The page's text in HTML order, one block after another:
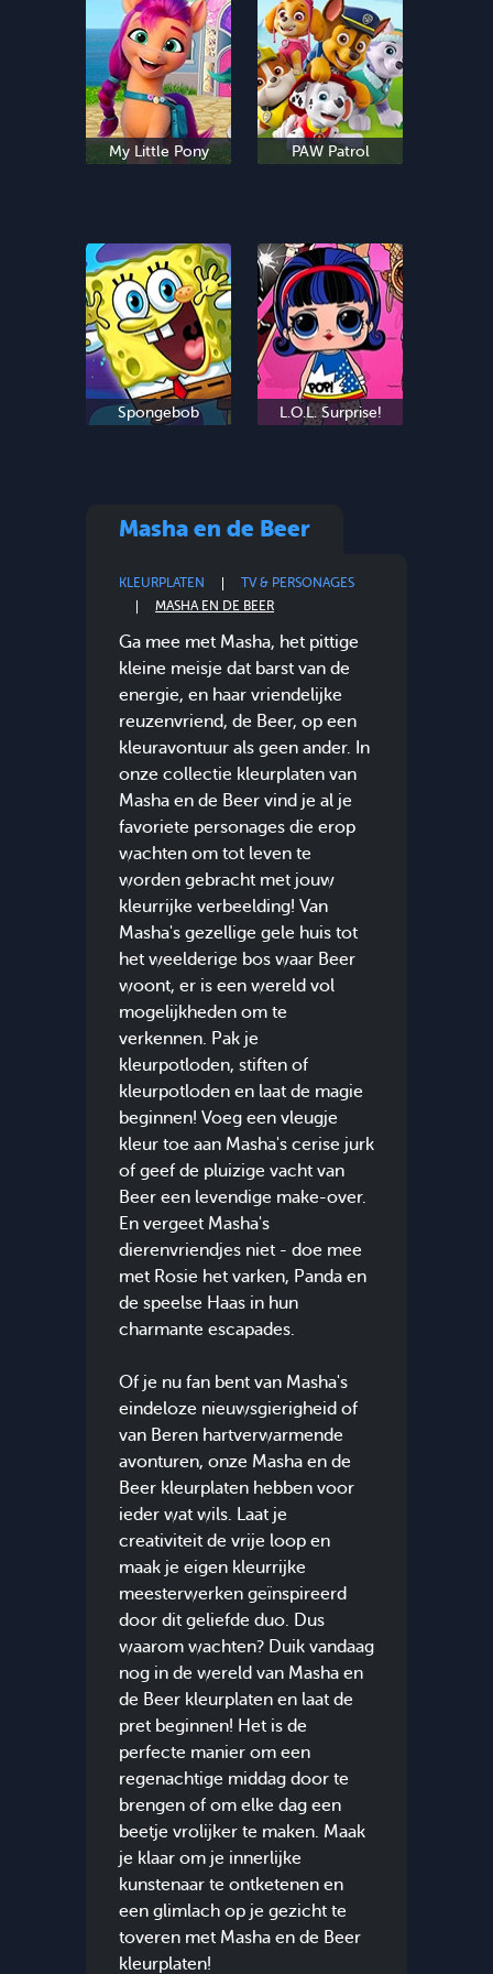
My Little Pony PAW Patrol
Spongebob L.O.L. Surprise!
Masha en de Beer
KLEURPLATEN
TV & PERSONAGES
MASHA EN DE BEER
Ga mee met Masha, het pittige
kleine meisje dat barst van de
energie, en haar vriendelijke
reuzenvriend, de Beer, op een
kleuravontuur als geen ander. In
onze collectie kleurplaten van
Masha en de Beer vind je al je
favoriete personages die erop
wachten om tot leven te
worden gebracht met jouw
kleurrijke verbeelding! Van
Masha's gezellige gele huis tot
het weelderige bos waar Beer
woont, er is een wereld vol
mogelijkheden om te
verkennen. Pak je
kleurpotloden, stiften of
kleurpotloden en laat de magie
beginnen! Voeg een vleugje
kleur toe aan Masha's cerise jurk
of geef de pluizige vacht van
Beer een levendige make-over.
En vergeet Masha's
dierenvriendjes niet - doe mee
met Rosie het varken, Panda en
de speelse Haas in hun
charmante escapades.
Of je nu fan bent van Masha's
eindeloze nieuwsgierigheid of
van Beren hartverwarmende
avonturen, onze Masha en de
Beer kleurplaten hebben voor
ieder wat wils. Laat je
creativiteit de vrije loop en
maak je eigen kleurrijke
meesterwerken geïnspireerd
door dit geliefde duo. Dus
waarom wachten? Duik vandaag
nog in de wereld van Masha en
de Beer kleurplaten en laat de
pret beginnen! Het is de
perfecte manier om een
regenachtige middag door te
brengen of om elke dag een
beetje vrolijker te maken. Maak
je klaar om je innerlijke
kunstenaar te ontketenen en
een glimlach op je gezicht te
toveren met Masha en de Beer
kleurplaten!